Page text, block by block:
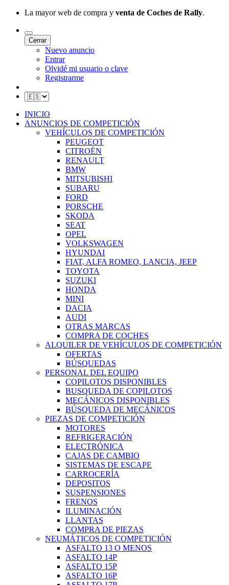
La mayor web de compra y venta de Coches de Rally.
Cerrar
Nuevo anuncio
Entrar
Olvidé mi usuario o clave
Registrarme
INICIO
ANUNCIOS DE COMPETICIÓN
VEHÍCULOS DE COMPETICIÓN
PEUGEOT
CITROËN
RENAULT
BMW
MITSUBISHI
SUBARU
FORD
PORSCHE
SKODA
SEAT
OPEL
VOLKSWAGEN
HYUNDAI
FIAT, ALFA ROMEO, LANCIA, JEEP
TOYOTA
SUZUKI
HONDA
MINI
DACIA
AUDI
OTRAS MARCAS
COMPRA DE COCHES
ALQUILER DE VEHÍCULOS DE COMPETICIÓN
OFERTAS
BÚSQUEDAS
PERSONAL DEL EQUIPO
COPILOTOS DISPONIBLES
BUSQUEDA DE COPILOTOS
MECÁNICOS DISPONIBLES
BÚSQUEDA DE MECÁNICOS
PIEZAS DE COMPETICIÓN
MOTORES
REFRIGERACIÓN
ELECTRÓNICA
CAJAS DE CAMBIO
SISTEMAS DE ESCAPE
CARROCERÍA
DEPOSITOS
SUSPENSIONES
FRENOS
ILUMINACIÓN
LLANTAS
COMPRA DE PIEZAS
NEUMÁTICOS DE COMPETICIÓN
ASFALTO 13 O MENOS
ASFALTO 14P
ASFALTO 15P
ASFALTO 16P